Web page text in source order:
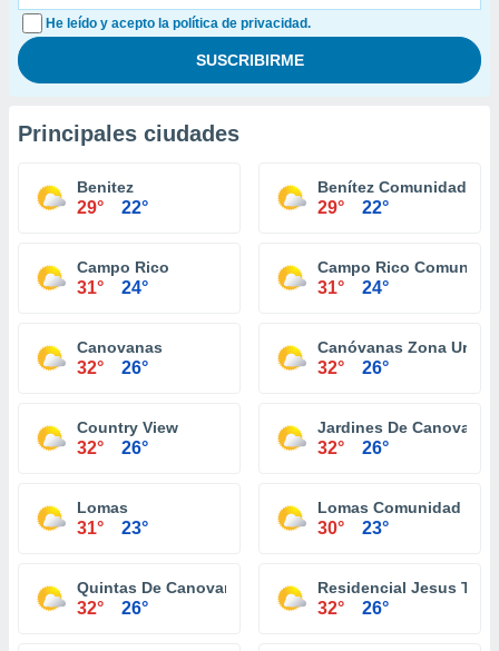
He leído y acepto la política de privacidad.
Principales ciudades
Benitez
29° 22°
Benítez Comunidad
29° 22°
Campo Rico
31° 24°
Campo Rico
31° 24°
Canovanas
32° 26°
Canóvanas Zona
32° 26°
Country View
32° 26°
Jardines De Canovanas
32° 26°
Lomas
31° 23°
Lomas Comunidad
30° 23°
Quintas De Canovanas
32° 26°
Residencial Jesus T
32° 26°